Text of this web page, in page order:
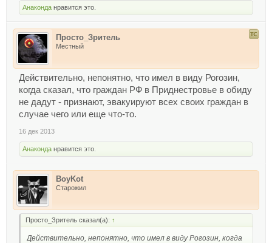
Анаконда нравится это.
Просто_Зритель
Местный
Действительно, непонятно, что имел в виду Рогозин,
когда сказал, что граждан РФ в Приднестровье в обиду
не дадут - признают, эвакуируют всех своих граждан в
случае чего или еще что-то.
16 дек 2013
Анаконда нравится это.
BoyKot
Старожил
Просто_Зритель сказал(а): ↑
Действительно, непонятно, что имел в виду Рогозин, когда